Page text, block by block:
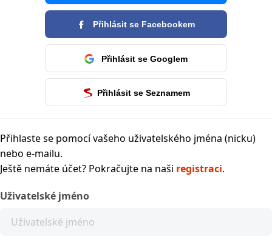
Přihlásit se Facebookem
Přihlásit se Googlem
Přihlásit se Seznamem
Přihlaste se pomocí vašeho uživatelského jména (nicku)
nebo e-mailu.
Ještě nemáte účet? Pokračujte na naši registraci.
Uživatelské jméno